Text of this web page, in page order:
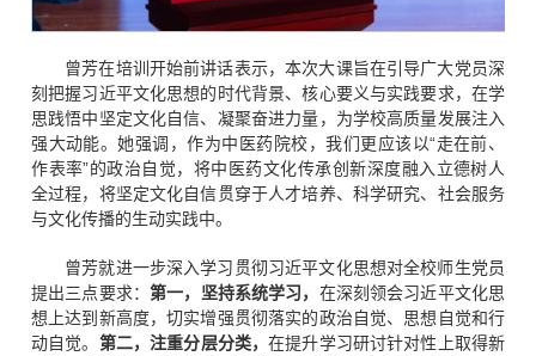
曾芳在培训开始前讲话表示，本次大课旨在引导广大党员深
刻把握习近平文化思想的时代背景、核心要义与实践要求，在学
思践悟中坚定文化自信、凝聚奋进力量，为学校高质量发展注入
强大动能。她强调，作为中医药院校，我们更应该以“走在前、
作表率”的政治自觉，将中医药文化传承创新深度融入立德树人
全过程，将坚定文化自信贯穿于人才培养、科学研究、社会服务
与文化传播的生动实践中。
曾芳就进一步深入学习贯彻习近平文化思想对全校师生党员
提出三点要求：第一，坚持系统学习， 在深刻领会习近平文化思
想上达到新高度，切实增强贯彻落实的政治自觉、思想自觉和行
动自觉。 第二，注重分层分类，在提升学习研讨针对性上取得新